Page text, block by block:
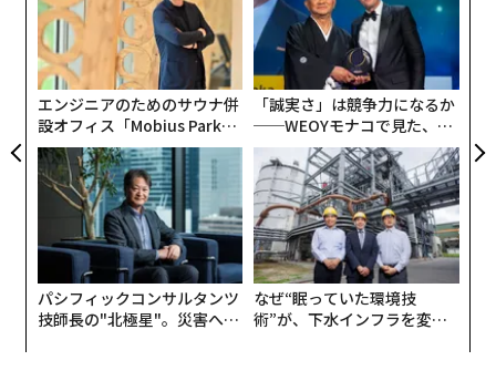
エンジニアのためのサウナ併
設オフィス「Mobius Park」
がオープン──タマディック
が健康経営を徹底する理由
「誠実さ」は競争力になるか
──WEOYモナコで見た、く
ら寿司の経営哲学
パシフィックコンサルタンツ
技師長の"北極星"。災害への
なぜ“眠っていた環境技
術”が、下水インフラを変え